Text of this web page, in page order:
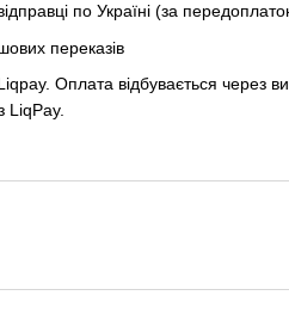
по Україні (за
переказів
Оплата відбувається через
LiqPay.